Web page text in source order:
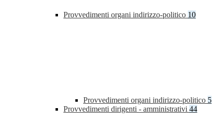
Provvedimenti organi indirizzo-politico 10
Provvedimenti organi indirizzo-politico 5
Provvedimenti dirigenti - amministrativi 44